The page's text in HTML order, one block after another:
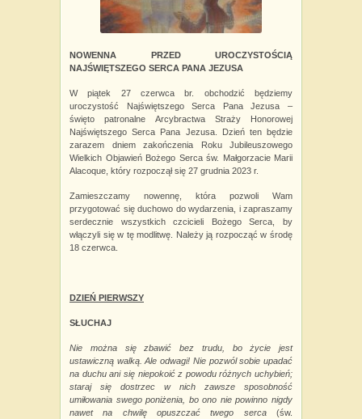
NOWENNA PRZED UROCZYSTOŚCIĄ
NAJŚWIĘTSZEGO SERCA PANA JEZUSA
W piątek 27 czerwca br. obchodzić będziemy
uroczystość Najświętszego Serca Pana Jezusa –
święto patronalne Arcybractwa Straży Honorowej
Najświętszego Serca Pana Jezusa. Dzień ten będzie
zarazem dniem zakończenia Roku Jubileuszowego
Wielkich Objawień Bożego Serca św.
Małgorzacie Marii
Alacoque, który rozpoczął się 27 grudnia 2023 r.
Zamieszczamy nowennę, która pozwoli Wam
przygotować się duchowo do wydarzenia, i zapraszamy
serdecznie wszystkich czcicieli Bożego Serca, by
włączyli się w tę modlitwę. Należy ją rozpocząć w środę
18 czerwca.
DZIEŃ PIERWSZY
SŁUCHAJ
Nie można się zbawić bez trudu, bo życie jest
ustawiczną walką. Ale odwagi! Nie pozwól sobie upadać
na duchu ani się niepokoić z powodu różnych uchybień;
staraj się dostrzec w nich zawsze sposobność
umiłowania swego poniżenia, bo ono nie powinno nigdy
nawet na chwilę opuszczać twego serca(św.